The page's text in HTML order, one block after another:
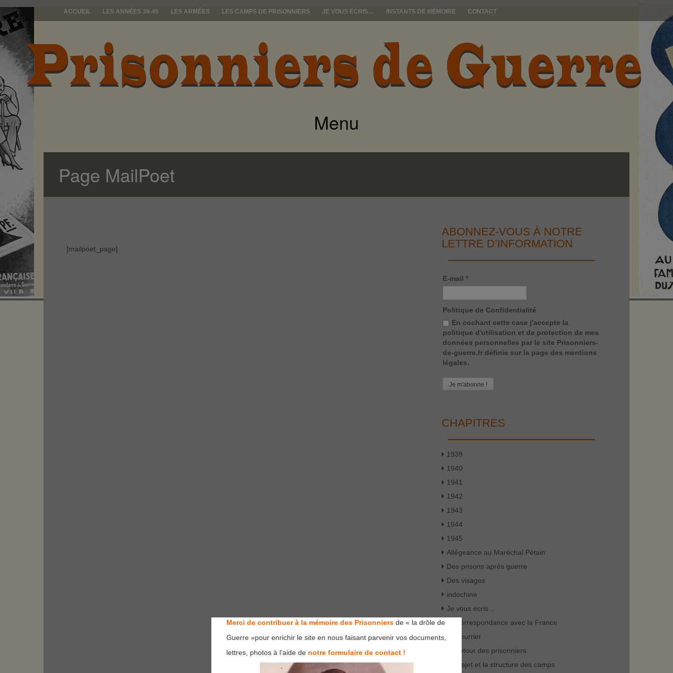
ACCUEIL LES ANNÉES 39-45 LES ARMÉES LES CAMPS DE PRISONNIERS JE VOUS ÉCRIS… INSTANTS DE MÉMOIRE CONTACT
prisonniers de guerre
Menu
Page MailPoet
[mailpoet_page]
ABONNEZ-VOUS À NOTRE
LETTRE D’INFORMATION
E-mail *
Politique de Confidentialité
En cochant cette case j'accepte la
politique d'utilisation et de protection de mes
données personnelles par le site Prisonniers-
de-guerre.fr définie sur la page des mentions
légales.
CHAPITRES
1939
1940
1941
1942
1943
1944
1945
Allégeance au Maréchal Pétain
Des prisons après guerre
Des visages
indochine
Je vous écris…
La correspondance avec la France
Le courrier
Le retour des prisonniers
Le trajet et la structure des camps
Merci de contribuer à la mémoire des Prisonniers de « la drôle de
Guerre »pour enrichir le site en nous faisant parvenir vos documents,
lettres, photos à l’aide de notre formulaire de contact !